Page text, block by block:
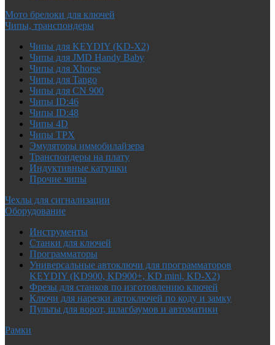
Мото брелоки для ключей
Чипы, транспондеры
Чипы для KEYDIY (KD-X2)
Чипы для JMD Handy Baby
Чипы для Xhorse
Чипы для Tango
Чипы для CN 900
Чипы ID:46
Чипы ID:48
Чипы 4D
Чипы TPX
Эмуляторы иммобилайзера
Транспондеры на плату
Индуктивные катушки
Прочие чипы
Чехлы для сигнализации
Оборудование
Инструменты
Cтанки для ключей
Программаторы
Универсальные автоключи для программаторов
KEYDIY (KD900, KD900+, KD mini, KD-X2)
Фрезы для станков по изготовлению ключей
Ключи для нарезки автоключей по коду и замку
Пульты для ворот, шлагбаумов и автоматики
Рамки